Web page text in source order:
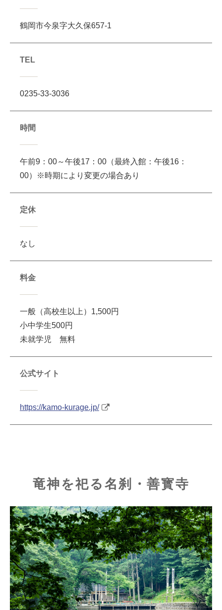
鶴岡市今泉字大久保657-1
TEL
0235-33-3036
時間
午前9：00～午後17：00（最終入館：午後16：
00）※時期により変更の場合あり
定休
なし
料金
一般（高校生以上）1,500円
小中学生500円
未就学児 無料
公式サイト
https://kamo-kurage.jp/
竜神を祀る名刹・善寳寺